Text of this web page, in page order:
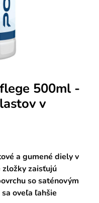
500ml -
v
a gumené diely v
zaisťujú
so saténovým
oveľa ľahšie